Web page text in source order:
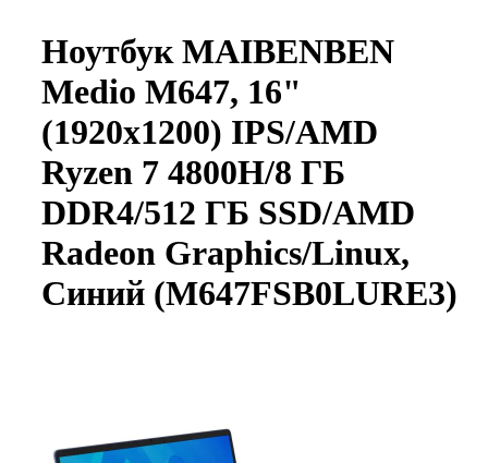
Ноутбук MAIBENBEN
Medio M647, 16"
(1920x1200) IPS/AMD
Ryzen 7 4800H/8 ГБ
DDR4/512 ГБ SSD/AMD
Radeon Graphics/Linux,
Синий (M647FSB0LURE3)